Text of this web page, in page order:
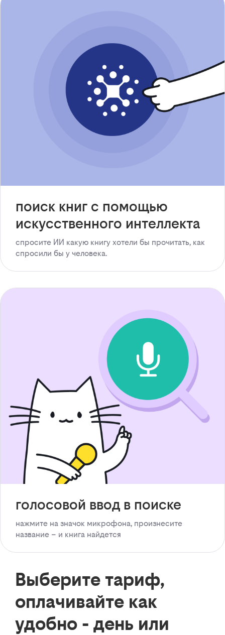
поиск книг с помощью
искусственного интеллекта
спросите ИИ какую книгу хотели бы прочитать, как
спросили бы у человека.
голосовой ввод в поиске
нажмите на значок микрофона, произнесите
название – и книга найдется
Выберите тариф,
оплачивайте как
удобно - день или